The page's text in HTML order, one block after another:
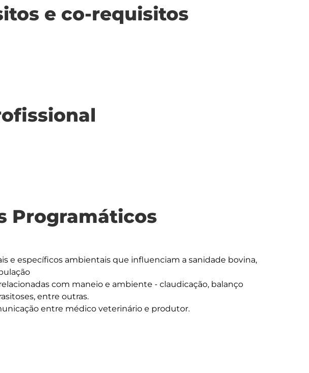
e co-requisitos
Programáticos
entre outras.